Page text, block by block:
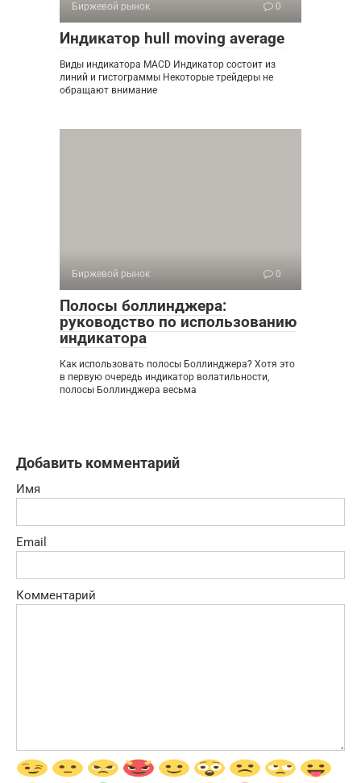
Биржевой рынок 0
Индикатор hull moving average
Виды индикатора MACD Индикатор состоит из
линий и гистограммы Некоторые трейдеры не
обращают внимание
Биржевой рынок 0
Полосы боллинджера:
руководство по использованию
индикатора
Как использовать полосы Боллинджера? Хотя это
в первую очередь индикатор волатильности,
полосы Боллинджера весьма
Добавить комментарий
Имя
Email
Комментарий